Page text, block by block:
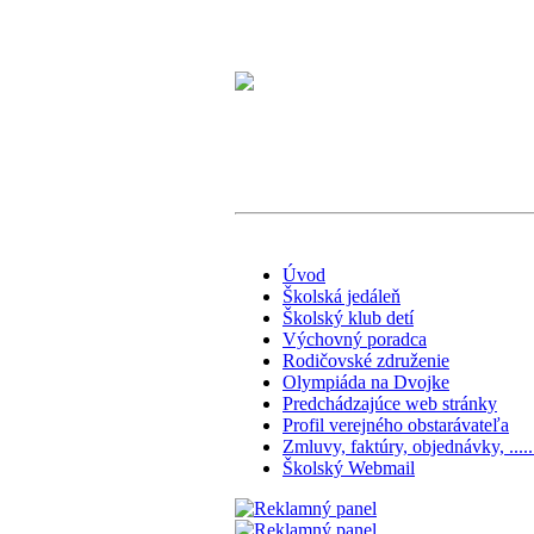
Úvod
Školská jedáleň
Školský klub detí
Výchovný poradca
Rodičovské združenie
Olympiáda na Dvojke
Predchádzajúce web stránky
Profil verejného obstarávateľa
Zmluvy, faktúry, objednávky,
Školský Webmail